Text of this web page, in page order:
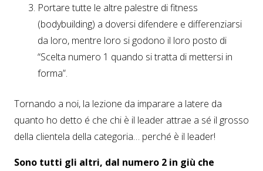
Portare tutte le altre palestre di fitness
(bodybuilding) a doversi difendere e differenziarsi
da loro, mentre loro si godono il loro posto di
“Scelta numero 1 quando si tratta di mettersi in
forma”.
Tornando a noi, la lezione da imparare a latere da
quanto ho detto é che chi è il leader attrae a sé il grosso
della clientela della categoria… perché è il leader!
Sono tutti gli altri, dal numero 2 in giù che